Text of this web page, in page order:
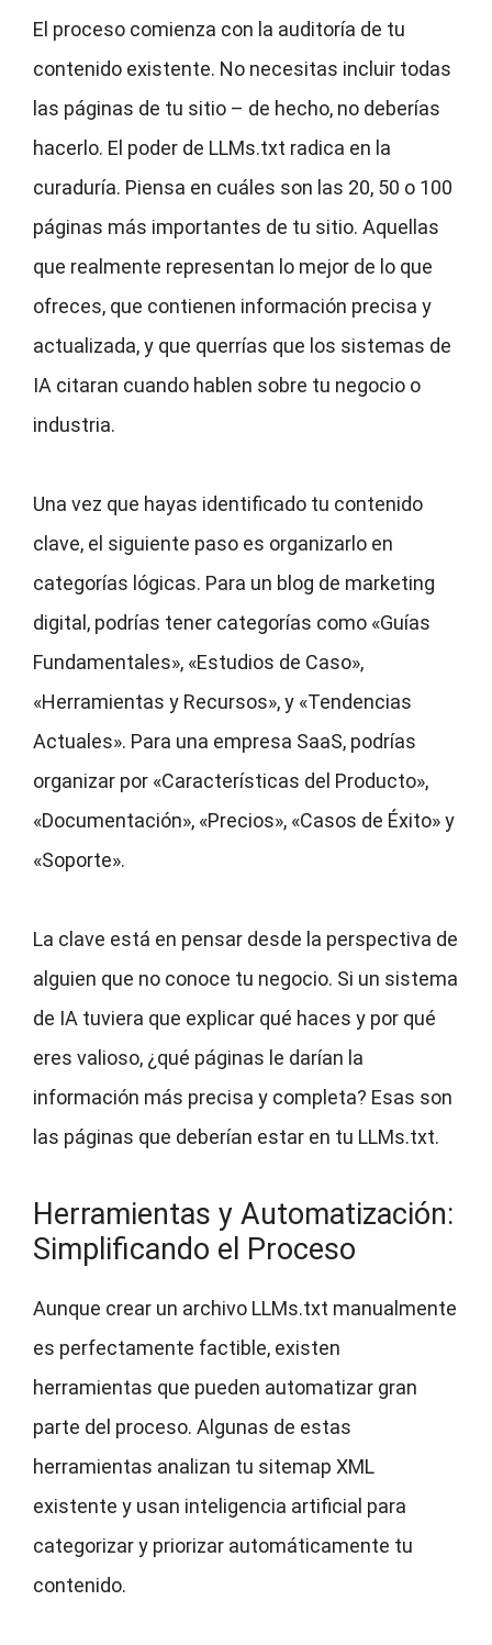
El proceso comienza con la auditoría de tu
contenido existente. No necesitas incluir todas
las páginas de tu sitio – de hecho, no deberías
hacerlo. El poder de LLMs.txt radica en la
curaduría. Piensa en cuáles son las 20, 50 o 100
páginas más importantes de tu sitio. Aquellas
que realmente representan lo mejor de lo que
ofreces, que contienen información precisa y
actualizada, y que querrías que los sistemas de
IA citaran cuando hablen sobre tu negocio o
industria.
Una vez que hayas identificado tu contenido
clave, el siguiente paso es organizarlo en
categorías lógicas. Para un blog de marketing
digital, podrías tener categorías como «Guías
Fundamentales», «Estudios de Caso»,
«Herramientas y Recursos», y «Tendencias
Actuales». Para una empresa SaaS, podrías
organizar por «Características del Producto»,
«Documentación», «Precios», «Casos de Éxito» y
«Soporte».
La clave está en pensar desde la perspectiva de
alguien que no conoce tu negocio. Si un sistema
de IA tuviera que explicar qué haces y por qué
eres valioso, ¿qué páginas le darían la
información más precisa y completa? Esas son
las páginas que deberían estar en tu LLMs.txt.
Herramientas y Automatización:
Simplificando el Proceso
Aunque crear un archivo LLMs.txt manualmente
es perfectamente factible, existen
herramientas que pueden automatizar gran
parte del proceso. Algunas de estas
herramientas analizan tu sitemap XML
existente y usan inteligencia artificial para
categorizar y priorizar automáticamente tu
contenido.